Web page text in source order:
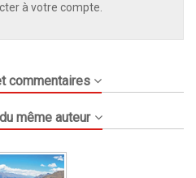
à votre compte.
commentaires
même auteur